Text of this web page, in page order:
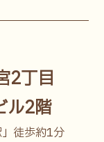
2丁目
ル2階
徒歩約1分